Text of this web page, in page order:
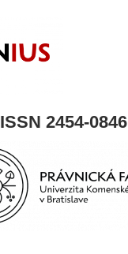
ISSN 2454-0846